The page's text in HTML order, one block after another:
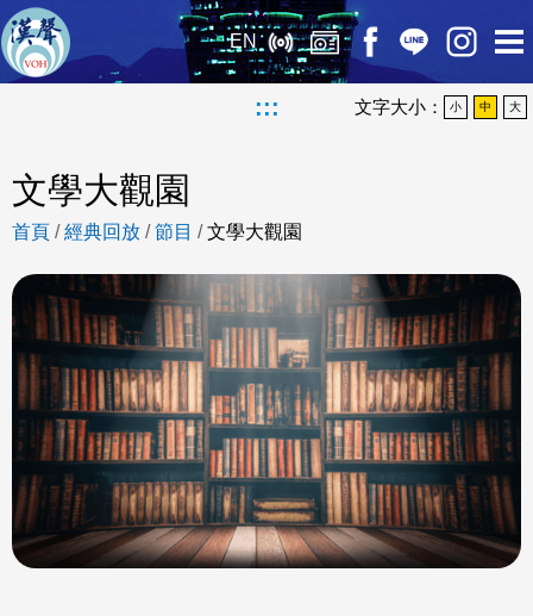
EN
::: 文字大小： 小 中 大
文學大觀園
首頁 /經典回放 /節目 /文學大觀園